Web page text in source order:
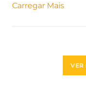
Carregar Mais
VER